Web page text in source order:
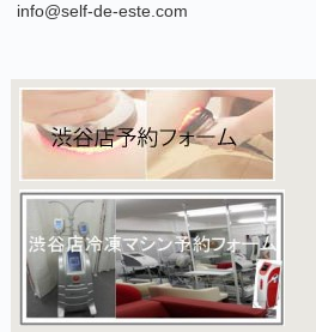
info@self-de-este.com